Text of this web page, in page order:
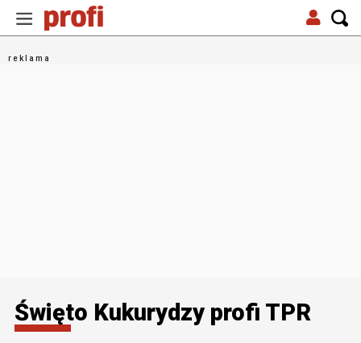
Święto Kukurydzy profi TPR